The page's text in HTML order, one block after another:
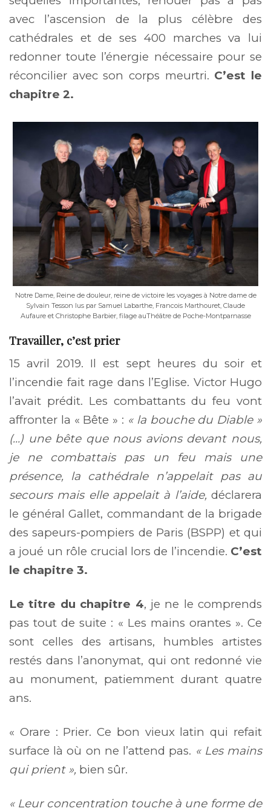
avec l’ascension de la plus célèbre des
cathédrales et de ses 400 marches va lui
redonner toute l’énergie nécessaire pour se
réconcilier avec son corps meurtri. C’est le
chapitre 2.
Notre Dame, Reine de douleur, reine de victoire les voyages à Notre dame de
Sylvain Tesson lus par Samuel Labarthe, Francois Marthouret, Claude
Aufaure et Christophe Barbier, filage auThéâtre de Poche-Montparnasse
Travailler, c’est prier
15 avril 2019. Il est sept heures du soir et
l’incendie fait rage dans l’Eglise. Victor Hugo
l’avait prédit. Les combattants du feu vont
affronter la « Bête » : « la bouche du Diable »
(…) une bête que nous avions devant nous,
je ne combattais pas un feu mais une
présence, la cathédrale n’appelait pas au
secours mais elle appelait à l’aide, déclarera
le général Gallet, commandant de la brigade
des sapeurs-pompiers de Paris (BSPP) et qui
a joué un rôle crucial lors de l’incendie. C’est
le chapitre 3.
Le titre du chapitre 4, je ne le comprends
pas tout de suite : « Les mains orantes ». Ce
sont celles des artisans, humbles artistes
restés dans l’anonymat, qui ont redonné vie
au monument, patiemment durant quatre
ans.
« Orare : Prier. Ce bon vieux latin qui refait
surface là où on ne l’attend pas. « Les mains
qui prient », bien sûr.
« Leur concentration touche à une forme de